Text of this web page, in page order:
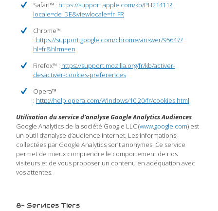
Safari™ : https://support.apple.com/kb/PH21411?
locale=de_DE&viewlocale=fr_FR
Chrome™
: https://support.google.com/chrome/answer/95647?
hl=fr&hlrm=en
Firefox™ : https://support.mozilla.org/fr/kb/activer-
desactiver-cookies-preferences
Opera™
: http://help.opera.com/Windows/10.20/fr/cookies.html
Utilisation du service d’analyseGoogle Analytics Audiences
Google Analytics de la société Google LLC (www.google.com) est
un outil d’analyse d’audience Internet. Les informations
collectées par Google Analytics sont anonymes. Ce service
permet de mieux comprendre le comportement de nos
visiteurs et de vous proposer un contenu en adéquation avec
vos attentes.
8- Services Tiers